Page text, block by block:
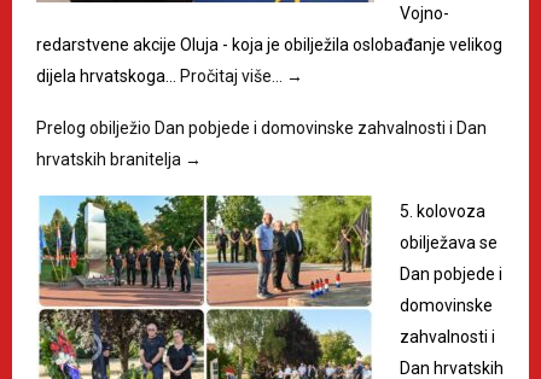
Vojno-
redarstvene akcije Oluja - koja je obilježila oslobađanje velikog
dijela hrvatskoga…
Pročitaj više… →
Prelog obilježio Dan pobjede i domovinske zahvalnosti i Dan
hrvatskih branitelja →
5. kolovoza
obilježava se
Dan pobjede i
domovinske
zahvalnosti i
Dan hrvatskih